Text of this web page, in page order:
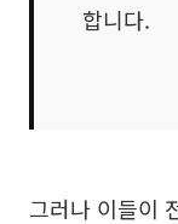
합니다.
그러나 이들이